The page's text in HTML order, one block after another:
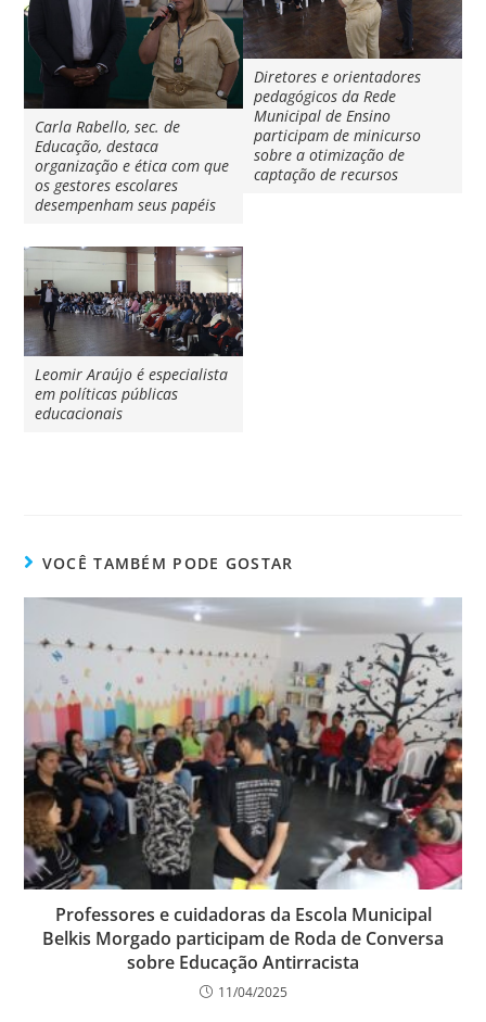
Carla Rabello, sec. de
Educação, destaca
organização e ética com que
os gestores escolares
desempenham seus papéis
Diretores e orientadores
pedagógicos da Rede
Municipal de Ensino
participam de minicurso
sobre a otimização de
captação de recursos
Leomir Araújo é especialista
em políticas públicas
educacionais
VOCÊ TAMBÉM PODE GOSTAR
Professores e cuidadoras da Escola Municipal
Belkis Morgado participam de Roda de Conversa
sobre Educação Antirracista
11/04/2025